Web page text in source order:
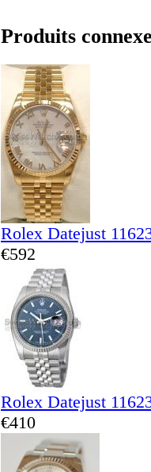
Produits
Rolex Datejust
€592
Rolex Datejust
€410